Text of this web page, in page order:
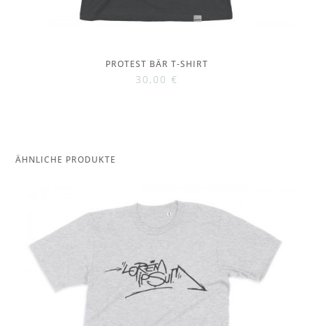
PROTEST BÄR T-SHIRT
30,00 €
ÄHNLICHE PRODUKTE